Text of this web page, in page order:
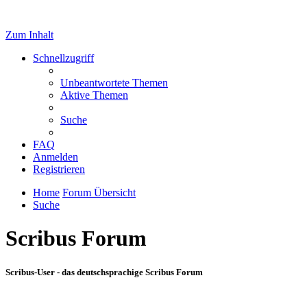
Zum Inhalt
Schnellzugriff
Unbeantwortete Themen
Aktive Themen
Suche
FAQ
Anmelden
Registrieren
Home Forum Übersicht
Suche
Scribus Forum
Scribus-User - das deutschsprachige Scribus Forum